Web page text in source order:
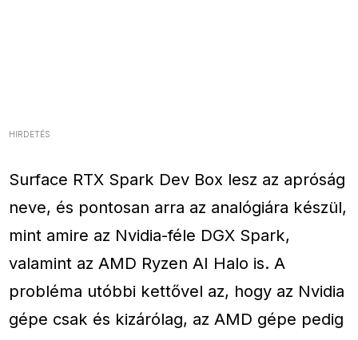
HIRDETÉS
Surface RTX Spark Dev Box lesz az apróság
neve, és pontosan arra az analógiára készül,
mint amire az Nvidia-féle DGX Spark,
valamint az AMD Ryzen AI Halo is. A
probléma utóbbi kettővel az, hogy az Nvidia
gépe csak és kizárólag, az AMD gépe pedig